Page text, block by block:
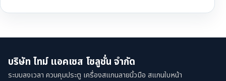
บริษัท ไทม์ แอคเซส โซลูชั่น จำกัด
ระบบลงเวลา ควบคุมประตู เครื่องสแกนลายนิ้วมือ สแกนใบหน้า